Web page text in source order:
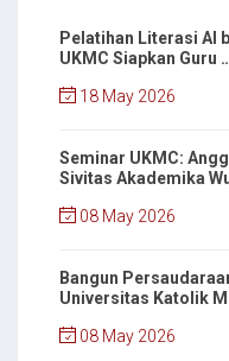
Pelatihan Literasi AI
UKMC Siapkan Guru
18 May 2026
Seminar UKMC:
Sivitas Akademika
08 May 2026
Bangun
Universitas Katolik
08 May 2026